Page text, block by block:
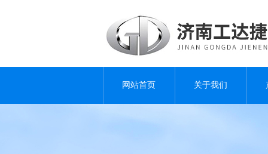
网站首页 关于我们